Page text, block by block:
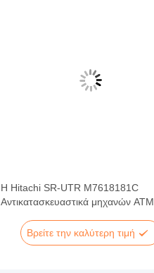
Η Hitachi SR-UTR M7618181C
Αντικατασκευαστικά μηχανών ATM
Βρείτε την καλύτερη τιμή